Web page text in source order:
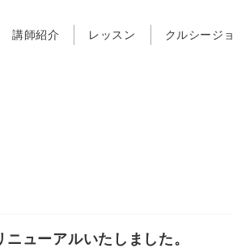
講師紹介 レッスン クルシージョ
ューアルいたしました。